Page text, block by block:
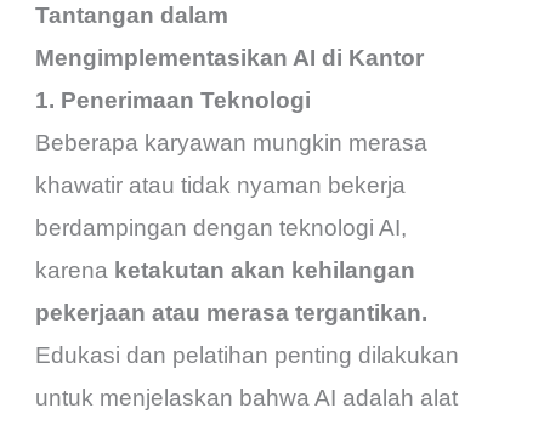
Tantangan dalam
Mengimplementasikan AI di Kantor
1. Penerimaan Teknologi
Beberapa karyawan mungkin merasa
khawatir atau tidak nyaman bekerja
berdampingan dengan teknologi AI,
karena ketakutan akan kehilangan
pekerjaan atau merasa tergantikan.
Edukasi dan pelatihan penting dilakukan
untuk menjelaskan bahwa AI adalah alat